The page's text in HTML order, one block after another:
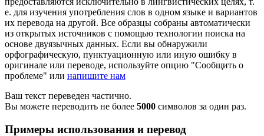
е. для изучения употребления слов в одном языке и вариантов
их перевода на другой. Все образцы собраны автоматически
из открытых источников с помощью технологии поиска на
основе двуязычных данных. Если вы обнаружили
орфографическую, пунктуационную или иную ошибку в
оригинале или переводе, используйте опцию "Сообщить о
проблеме" или напишите нам
Ваш текст переведен частично.
Вы можете переводить не более 5000 символов за один раз.
Примеры использования и перевод